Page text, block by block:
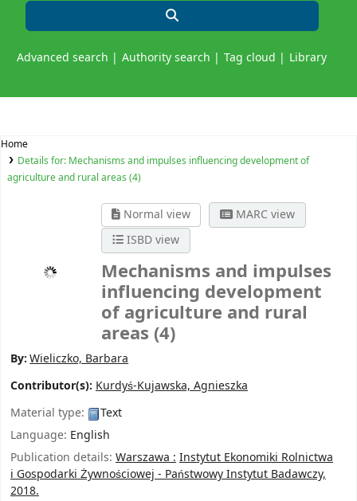
Advanced search Authority search Tag cloud Library
Home
Details for: Mechanisms and impulses influencing development of
agriculture and rural areas (4)
Normal view
MARC view
ISBD view
Mechanisms and impulses
influencing development
of agriculture and rural
areas (4)
By:Wieliczko, Barbara
Contributor(s): Kurdyś-Kujawska, Agnieszka
Material type:
Text
Language: English
Publication details: Warszawa :Instytut Ekonomiki Rolnictwa
i Gospodarki Żywnościowej - Państwowy Instytut Badawczy,
2018.